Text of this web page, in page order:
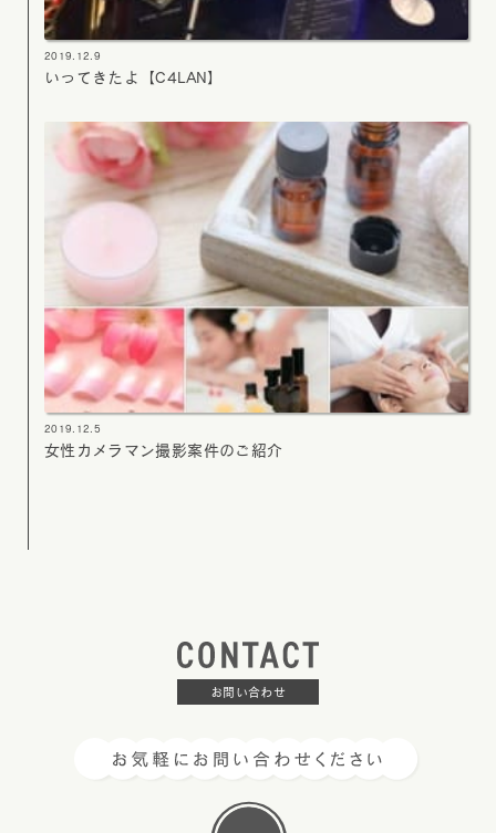
2019.12.9
いってきたよ【C4LAN】
2019.12.5
女性カメラマン撮影案件のご紹介
お問い合わせ